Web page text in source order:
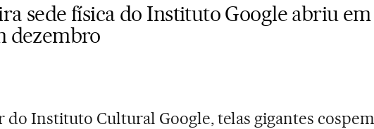
sede física do Instituto Google abriu em
dezembro
Instituto Cultural Google, telas gigantes cospem